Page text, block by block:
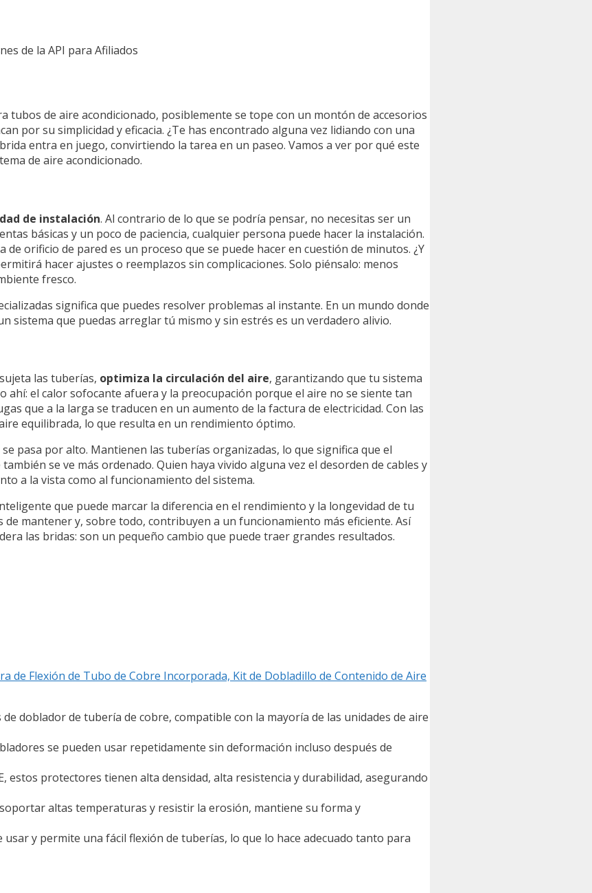
de la API para Afiliados
de aire acondicionado, posiblemente se tope con un montón de accesorios
por su simplicidad y eficacia. ¿Te has encontrado alguna vez lidiando con una
entra en juego, convirtiendo la tarea en un paseo. Vamos a ver por qué este
de aire acondicionado.
de instalación. Al contrario de lo que se podría pensar, no necesitas ser un
básicas y un poco de paciencia, cualquier persona puede hacer la instalación.
orificio de pared es un proceso que se puede hacer en cuestión de minutos. ¿Y
hacer ajustes o reemplazos sin complicaciones. Solo piénsalo: menos
fresco.
significa que puedes resolver problemas al instante. En un mundo donde
sistema que puedas arreglar tú mismo y sin estrés es un verdadero alivio.
las tuberías, optimiza la circulación del aire, garantizando que tu sistema
ahí: el calor sofocante afuera y la preocupación porque el aire no se siente tan
que a la larga se traducen en un aumento de la factura de electricidad. Con las
equilibrada, lo que resulta en un rendimiento óptimo.
pasa por alto. Mantienen las tuberías organizadas, lo que significa que el
se ve más ordenado. Quien haya vivido alguna vez el desorden de cables y
a la vista como al funcionamiento del sistema.
que puede marcar la diferencia en el rendimiento y la longevidad de tu
mantener y, sobre todo, contribuyen a un funcionamiento más eficiente. Así
las bridas: son un pequeño cambio que puede traer grandes resultados.
de Flexión de Tubo de Cobre Incorporada, Kit de Dobladillo de Contenido de Aire
doblador de tubería de cobre, compatible con la mayoría de las unidades de aire
se pueden usar repetidamente sin deformación incluso después de
estos protectores tienen alta densidad, alta resistencia y durabilidad, asegurando
altas temperaturas y resistir la erosión, mantiene su forma y
usar y permite una fácil flexión de tuberías, lo que lo hace adecuado tanto para